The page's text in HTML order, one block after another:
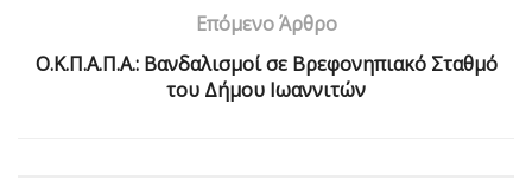
Επόμενο Άρθρο
Ο.Κ.Π.Α.Π.Α.: Βανδαλισμοί σε Βρεφονηπιακό Σταθμό
του Δήμου Ιωαννιτών